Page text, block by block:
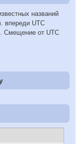
названий
впереди UTC
Смещение от UTC